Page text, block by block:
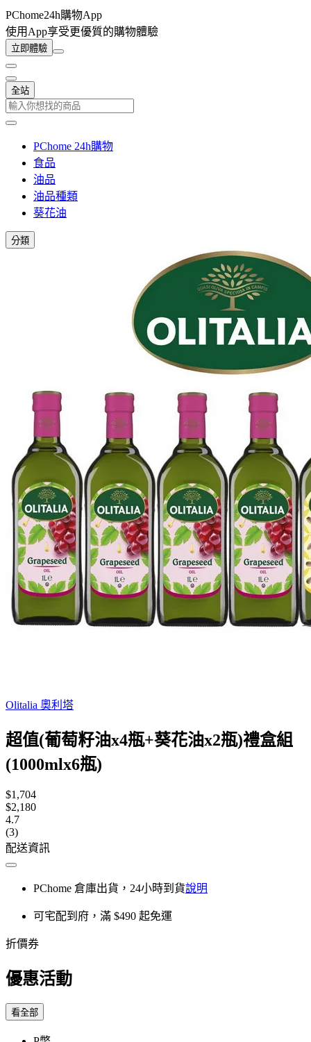
PChome24h購物App
使用App享受更優質的購物體驗
立即體驗
全站
PChome 24h購物
食品
油品
油品種類
葵花油
分類
Olitalia 奧利塔
超值(葡萄籽油x4瓶+葵花油x2瓶)禮盒組
(1000mlx6瓶)
$1,704
$2,180
4.7
(3)
配送資訊
PChome 倉庫出貨，24小時到貨說明
可宅配到府，滿 $490 起免運
折價券
優惠活動
看全部